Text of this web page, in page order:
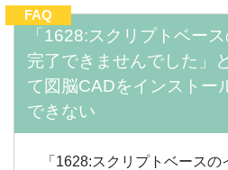
FAQ
「1628:スクリプトベー
完了できませんでした」
て図脳CADをインストー
できない
「1628:スクリプトベース